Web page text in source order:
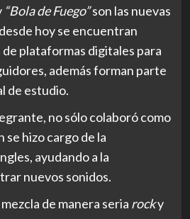
“Bola de Fuego”son las nuevas
hoy se encuentran
plataformas digitales para
además forman parte
de estudio.
no sólo colaboró como
hizo cargo de la
ayudando a la
nuevos sonidos.
de manera seria rocky